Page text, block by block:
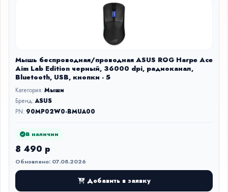
Мышь беспроводная/проводная ASUS ROG Harpe Ace
Aim Lab Edition черный, 36000 dpi, радиоканал,
Bluetooth, USB, кнопки - 5
Категория:Мыши
Бренд:ASUS
PN: 90MP02W0-BMUA00
В наличии
8 490 р
Обновлено: 07.08.2026
Добавить в заявку